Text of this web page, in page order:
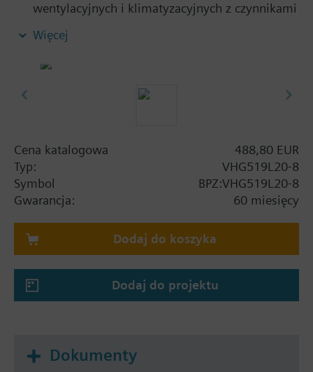
wentylacyjnych i klimatyzacyjnych z czynnikami
Nastawiana różnica ciśnienia
Więcej
Cena katalogowa
488,80 EUR
Typ:
VHG519L20-8
Symbol
BPZ:VHG519L20-8
Gwarancja:
60 miesięcy
Dodaj do koszyka
Dodaj do projektu
Dokumenty